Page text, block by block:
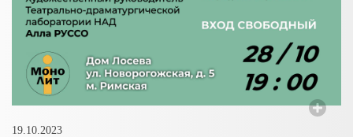
19.10.2023